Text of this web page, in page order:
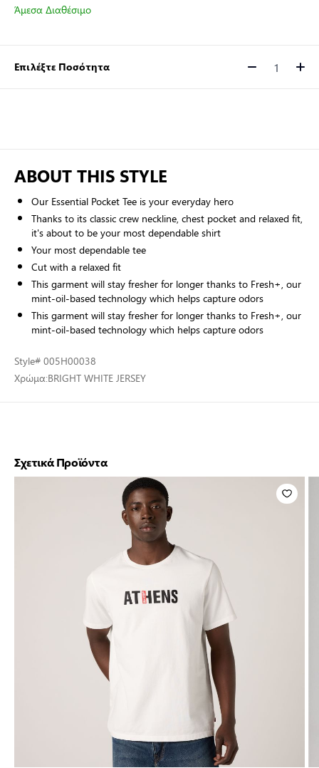
Άμεσα Διαθέσιμο
Επιλέξτε Ποσότητα Ποσότητα
ABOUT THIS STYLE
Our Essential Pocket Tee is your everyday hero
Thanks to its classic crew neckline, chest pocket and relaxed fit,
it's about to be your most dependable shirt
Your most dependable tee
Cut with a relaxed fit
This garment will stay fresher for longer thanks to Fresh+, our
mint-oil-based technology which helps capture odors
This garment will stay fresher for longer thanks to Fresh+, our
mint-oil-based technology which helps capture odors
Style# 005H00038
Χρώμα:BRIGHT WHITE JERSEY
Σχετικά Προϊόντα